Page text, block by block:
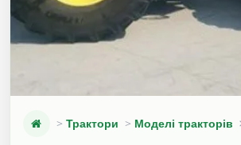
Трактори Моделі тракторів